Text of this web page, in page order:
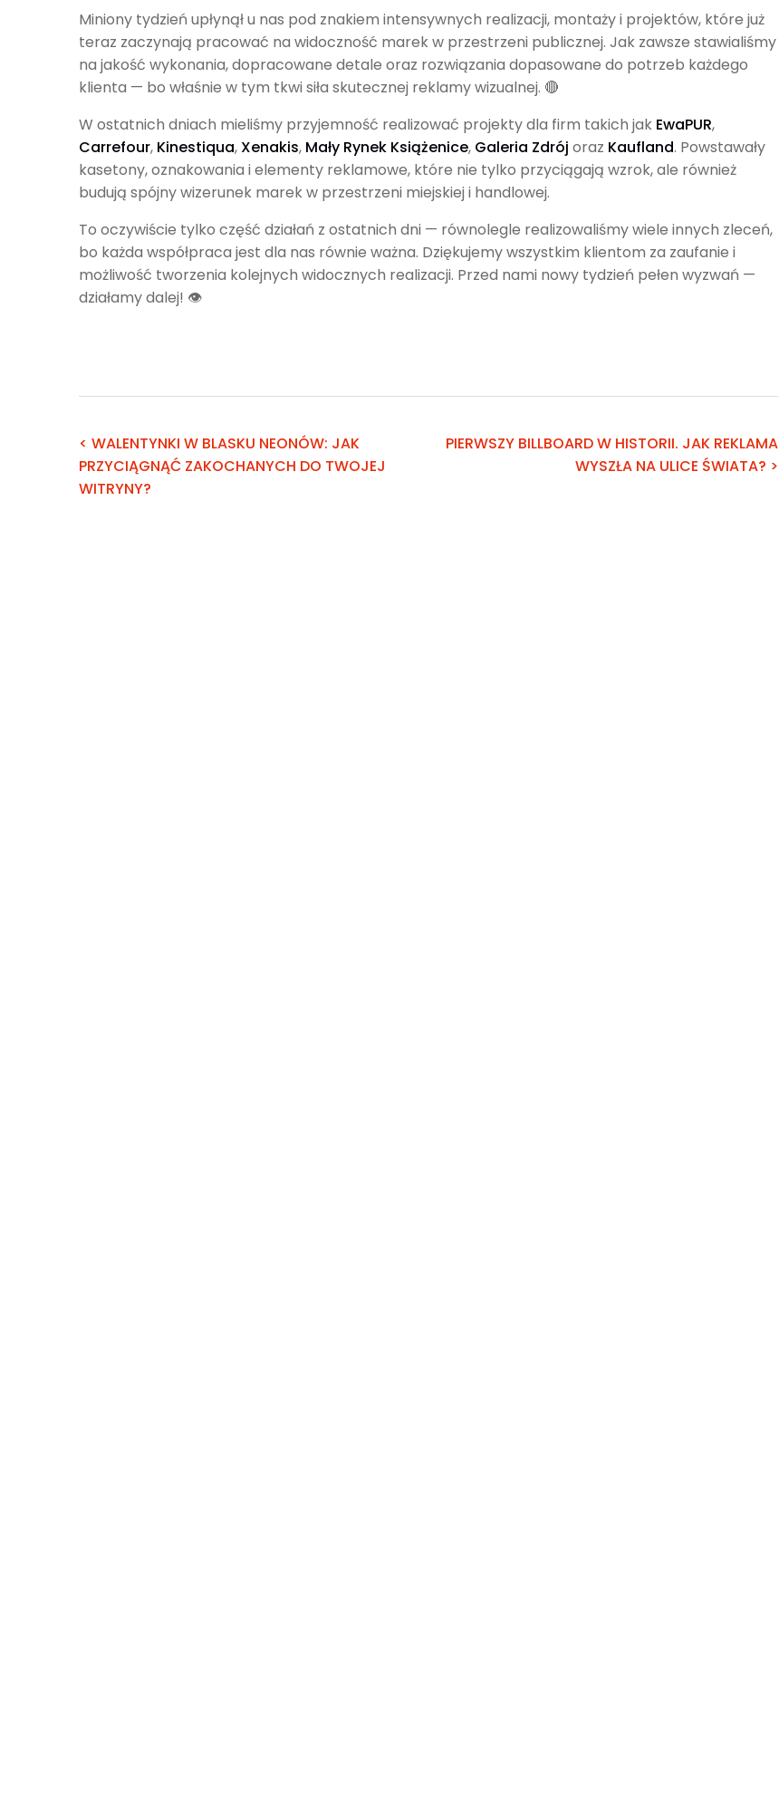
Miniony tydzień upłynął u nas pod znakiem intensywnych realizacji, montaży i projektów, które już
teraz zaczynają pracować na widoczność marek w przestrzeni publicznej. Jak zawsze stawialiśmy
na jakość wykonania, dopracowane detale oraz rozwiązania dopasowane do potrzeb każdego
klienta — bo właśnie w tym tkwi siła skutecznej reklamy wizualnej. 🔴
W ostatnich dniach mieliśmy przyjemność realizować projekty dla firm takich jak EwaPUR,
Carrefour, Kinestiqua, Xenakis, Mały Rynek Książenice, Galeria Zdrój oraz Kaufland. Powstawały
kasetony, oznakowania i elementy reklamowe, które nie tylko przyciągają wzrok, ale również
budują spójny wizerunek marek w przestrzeni miejskiej i handlowej.
To oczywiście tylko część działań z ostatnich dni — równolegle realizowaliśmy wiele innych zleceń,
bo każda współpraca jest dla nas równie ważna. Dziękujemy wszystkim klientom za zaufanie i
możliwość tworzenia kolejnych widocznych realizacji. Przed nami nowy tydzień pełen wyzwań —
działamy dalej! 👁️
< WALENTYNKI W BLASKU NEONÓW: JAK
PRZYCIĄGNĄĆ ZAKOCHANYCH DO TWOJEJ
WITRYNY?
PIERWSZY BILLBOARD W HISTORII. JAK REKLAMA
WYSZŁA NA ULICE ŚWIATA? >